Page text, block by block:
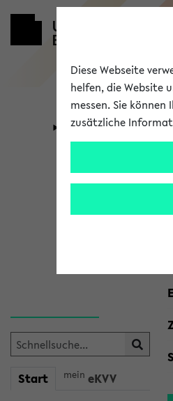
Universität
Start mein eKVV
Diese Webseite
helfen, die Website
messen. Sie
zusätzliche